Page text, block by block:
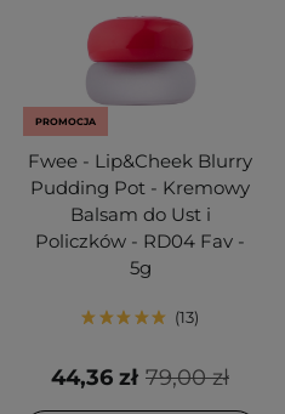
PROMOCJA
Fwee - Lip&Cheek Blurry
Pudding Pot - Kremowy
Balsam do Ust i
Policzków - RD04 Fav -
5g
13
79,00 zł
44,36 zł